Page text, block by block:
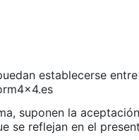
establecerse
suponen la
se reflejan en el